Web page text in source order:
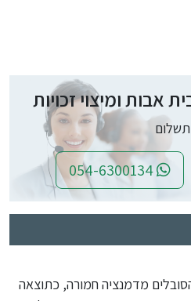
אבות ומיצוי זכויות
תשלום
מדמנציה חמורה, כתוצאה